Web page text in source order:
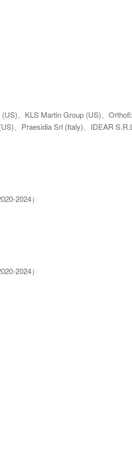
、KLS Martin Group (US)、
、Praesidia Srl (Italy)、IDEAR
2024）
2024）